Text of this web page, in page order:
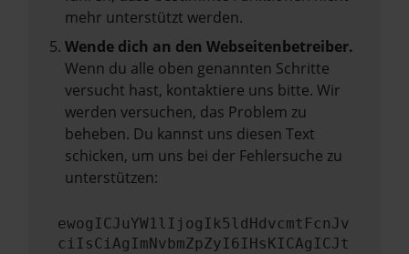
mehr unterstützt werden.
Wende dich an den Webseitenbetreiber.
Wenn du alle oben genannten Schritte
versucht hast, kontaktiere uns bitte. Wir
werden versuchen, das Problem zu
beheben. Du kannst uns diesen Text
schicken, um uns bei der Fehlersuche zu
unterstützen:
ewogICJuYW1lIjogIk5ldHdvcmtFcnJv
ciIsCiAgImNvbmZpZyI6IHsKICAgICJt